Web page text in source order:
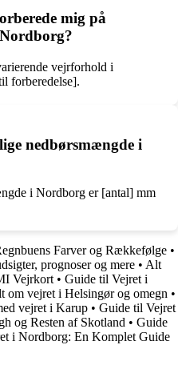
mig på
vejrforhold i
forberedelse].
nedbørsmængde i
i Nordborg er [antal] mm
Farver og Rækkefølge •
prognoser og mere • Alt
Vejrkort • Guide til Vejret i
om vejret i Helsingør og omegn •
vejret i Karup • Guide til Vejret
og Resten af Skotland • Guide
i Nordborg: En Komplet Guide